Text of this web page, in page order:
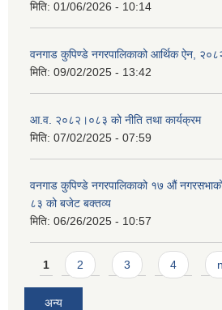
मिति: 01/06/2026 - 10:14
वनगाड कुपिण्डे नगरपालिकाको आर्थिक ऐन,
मिति: 09/02/2025 - 13:42
आ.व. २०८२।०८३ को नीति तथा कार्यक्रम
मिति: 07/02/2025 - 07:59
वनगाड कुपिण्डे नगरपालिकाको १७ ‍औं
८३ को बजेट बक्तव्य
मिति: 06/26/2025 - 10:57
Pages
1 2 3 4
अन्य